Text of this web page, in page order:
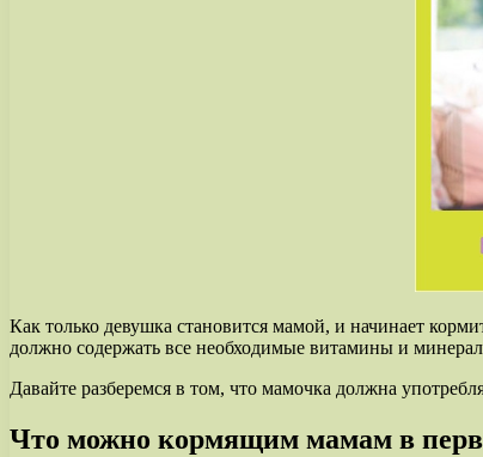
Как только девушка становится мамой, и начинает
должно содержать все необходимые витамины и
Давайте разберемся в том, что мамочка должна
Что можно кормящим мамам в